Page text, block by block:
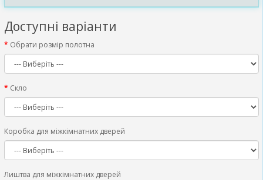
Доступні варіанти
Обрати розмір полотна
Скло
Коробка для міжкімнатних дверей
Лиштва для міжкімнатних дверей